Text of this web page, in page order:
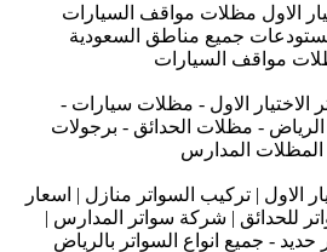
الاول مظلات مواقف السيارات
جميع مناطق السعودية
مواقف السيارات
الاول - مظلات سيارات -
الرياض - مظلات الحدائق - برجولات
المدارس
الاول | تركيب السواتر منازل | اسعار
للحدائق | شركة سواتر المدارس |
- جميع انواع السواتر بالرياض